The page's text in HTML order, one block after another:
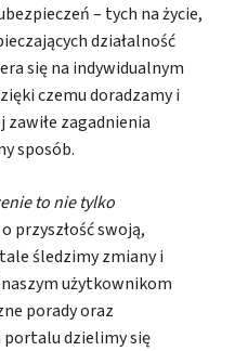
– tych na życie,
działalność
się na indywidualnym
czemu doradzamy i
zagadnienia
sposób.
to nie tylko
przyszłość swoją,
śledzimy zmiany i
użytkownikom
porady oraz
dzielimy się